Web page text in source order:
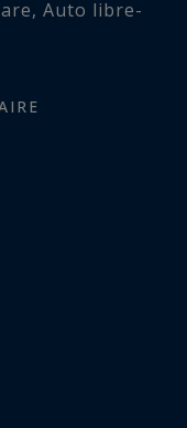
, Auto libre-